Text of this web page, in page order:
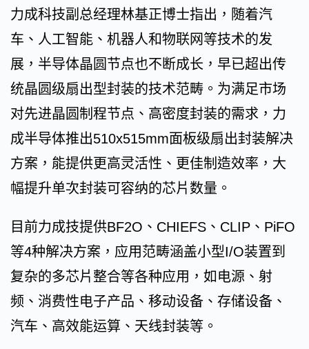
力成科技副总经理林基正博士指出，随着汽
车、人工智能、机器人和物联网等技术的发
展，半导体晶圆节点也不断成长，早已超出传
统晶圆级扇出型封装的技术范畴。为满足市场
对先进晶圆制程节点、高密度封装的需求，力
成半导体推出510x515mm面板级扇出封装解决
方案，能提供更高灵活性、更佳制造效率，大
幅提升单次封装可容纳的芯片数量。
目前力成技提供BF2O、CHIEFS、CLIP、PiFO
等4种解决方案，应用范畴涵盖小型I/O装置到
复杂的多芯片整合等各种应用，如电源、射
频、消费性电子产品、移动设备、存储设备、
汽车、高效能运算、天线封装等。